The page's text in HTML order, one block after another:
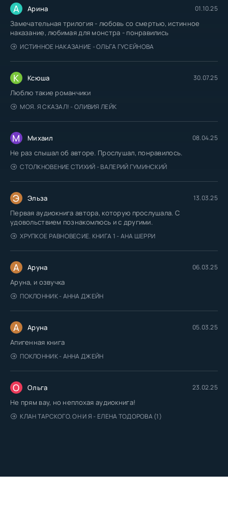
А Арина 01.10.25
Замечательная трилогия - любовь со смертью, истинное
наказание, любимая для монстра - понравились
ИСТИННОЕ НАКАЗАНИЕ - ОЛЬГА ГУСЕЙНОВА
К Ксюша 30.07.25
Люблю такие романчики
МОЯ. Я СКАЗАЛ! - ОЛИВИЯ ЛЕЙК
М Михаил 08.04.25
Не раз слышал об авторе. Прослушал, понравилось.
СТОЛКНОВЕНИЕ СТИХИЙ - ВАЛЕРИЙ ГУМИНСКИЙ
Э Эльза 13.03.25
Первая аудиокнига автора, которую прослушала. С
удовольствием познакомлюсь и с другими.
ХРУПКОЕ РАВНОВЕСИЕ. КНИГА 1 - АНА ШЕРРИ
А Аруна 06.03.25
Аруна, и озвучка
ПОКЛОННИК - АННА ДЖЕЙН
А Аруна 05.03.25
Апигенная книга
ПОКЛОННИК - АННА ДЖЕЙН
О Ольга 23.02.25
Не прям вау, но неплохая аудиокнига!
КЛАН ТАРСКОГО. ОН И Я - ЕЛЕНА ТОДОРОВА (1)